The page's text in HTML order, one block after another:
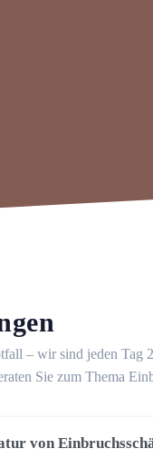
– wir sind jeden Tag
Sie zum Thema
von